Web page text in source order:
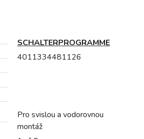
SCHALTERPROGRAMME
4011334481126
Pro svislou a vodorovnou
montáž